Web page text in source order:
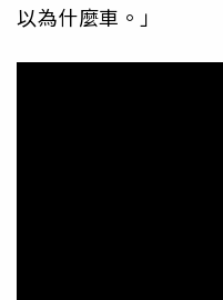
以為什麼車。」